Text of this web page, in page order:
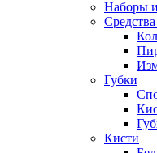
Наборы
Губки
Кисти